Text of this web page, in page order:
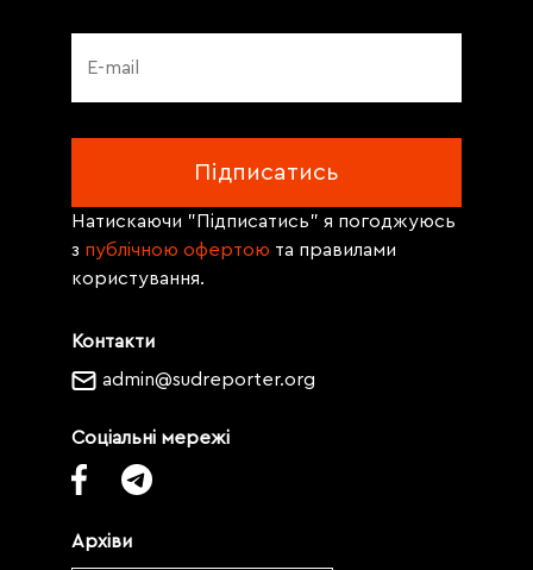
Контакти
admin@sudreporter.org
Соціальні мережі
Архіви
Натискаючи "Підписатись" я погоджуюсь
з публічною офертою та правилами
користування.